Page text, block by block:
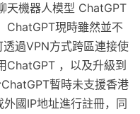
天機器人模型 ChatGPT
ChatGPT現時雖然並不
過VPN方式跨區連接使
ChatGPT ，以及升級到
暫時未支援香港
國IP地址進行註冊，同